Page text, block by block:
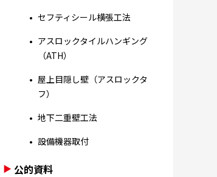
セフティシール横張工法
アスロックタイルハンギング
（ATH）
屋上目隠し壁（アスロックタ
フ）
地下二重壁工法
設備機器取付
公的資料